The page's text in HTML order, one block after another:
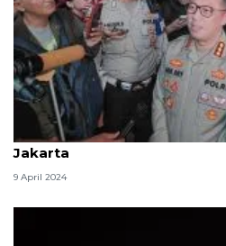
Polda Metro Jaya siap
Jakarta
9 April 2024